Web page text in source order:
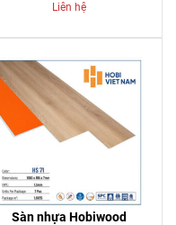
Liên hệ
Sàn nhựa Hobiwood